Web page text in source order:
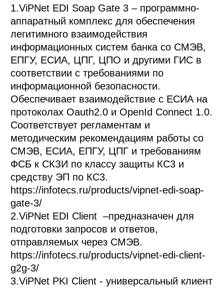
1.ViPNet EDI Soap Gate 3 – программно-
аппаратный комплекс для обеспечения
легитимного взаимодействия
информационных систем банка со СМЭВ,
ЕПГУ, ЕСИА, ЦПГ, ЦПО и другими ГИС в
соответствии с требованиями по
информационной безопасности.
Обеспечивает взаимодействие с ЕСИА на
протоколах Oauth2.0 и OpenId Connect 1.0.
Соответствует регламентам и
методическим рекомендациям работы со
СМЭВ, ЕСИА, ЕПГУ, ЦПГ и требованиям
ФСБ к СКЗИ по классу защиты КС3 и
средству ЭП по КС3.
https://infotecs.ru/products/vipnet-edi-soap-
gate-3/
2.ViPNet EDI Client  –предназначен для
подготовки запросов и ответов,
отправляемых через СМЭВ.
https://infotecs.ru/products/vipnet-edi-client-
g2g-3/
3.ViPNet PKI Client - универсальный клиент